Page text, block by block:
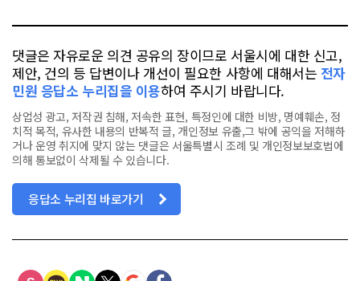
댓글은 자유로운 의견 공유의 장이므로 서울시에 대한 신고,
제안, 건의 등 답변이나 개선이 필요한 사항에 대해서는 전자
민원 응답소 누리집을 이용하여 주시기 바랍니다.
상업성 광고, 저작권 침해, 저속한 표현, 특정인에 대한 비방, 명예훼손, 정
치적 목적, 유사한 내용의 반복적 글, 개인정보 유출,그 밖에 공익을 저해하
거나 운영 취지에 맞지 않는 댓글은 서울특별시 조례 및 개인정보보호법에
의해 통보없이 삭제될 수 있습니다.
응답소 누리집 바로가기